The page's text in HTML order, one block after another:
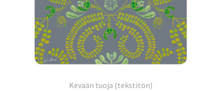
Kevään tuoja (tekstitön)